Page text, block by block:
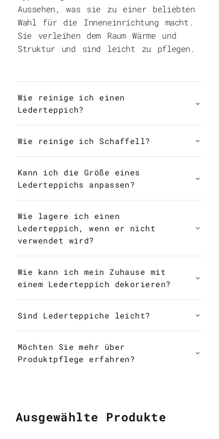
Aussehen, was sie zu einer beliebten
Wahl für die Inneneinrichtung macht.
Sie verleihen dem Raum Wärme und
Struktur und sind leicht zu pflegen.
Wie reinige ich einen
Lederteppich?
Wie reinige ich Schaffell?
Kann ich die Größe eines
Lederteppichs anpassen?
Wie lagere ich einen
Lederteppich, wenn er nicht
verwendet wird?
Wie kann ich mein Zuhause mit
einem Lederteppich dekorieren?
Sind Lederteppiche leicht?
Möchten Sie mehr über
Produktpflege erfahren?
Ausgewählte Produkte